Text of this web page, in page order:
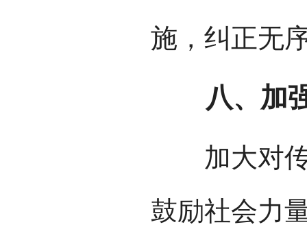
施，纠正无
八、加强
加大对传
鼓励社会力